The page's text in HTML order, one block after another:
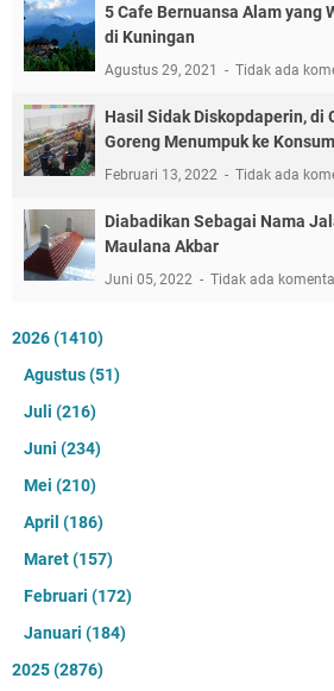
5 Cafe Bernuansa Alam yang
di Kuningan
Agustus 29, 2021 Tidak ada
Hasil Sidak Diskopdaperin, di
Goreng Menumpuk ke
Februari 13, 2022 Tidak ada
Diabadikan Sebagai Nama
Maulana Akbar
Juni 05, 2022 Tidak ada
2026(1410)
Agustus(51)
Juli (216)
Juni (234)
Mei (210)
April (186)
Maret(157)
Februari (172)
Januari (184)
2025(2876)